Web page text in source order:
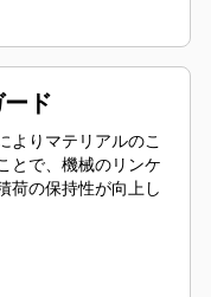
。パフォーマンス
フィルファクター
て最大で115 %にす
ド
よりマテリアルのこ
とで、機械のリンケ
荷の保持性が向上し